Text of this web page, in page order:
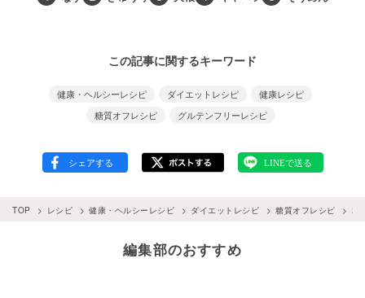
この記事に関するキーワード
健康・ヘルシーレシピ ダイエットレシピ
健康レシピ
糖質オフレシピ
グルテンフリーレシピ
TOP レシピ 健康・ヘルシーレシピ ダイエットレシピ 糖質オフレシピ 糖
編集部のおすすめ